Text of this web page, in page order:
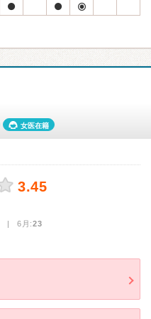
女医在籍
3.45
| 6月:23